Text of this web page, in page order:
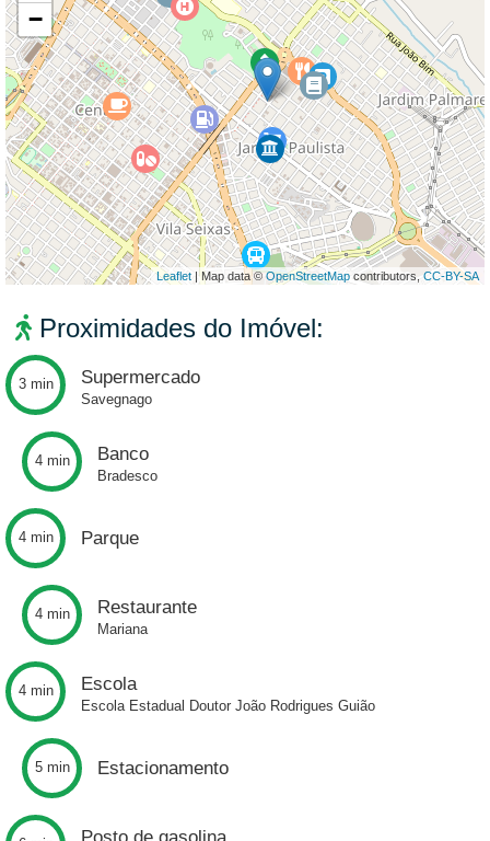
−
Leaflet | Map data ©OpenStreetMap contributors, CC-BY-SA
Proximidades do Imóvel:
3 min Supermercado
Savegnago
4 min Banco
Bradesco
4 min Parque
4 min Restaurante
Mariana
4 min Escola
Escola Estadual Doutor João Rodrigues Guião
5 min Estacionamento